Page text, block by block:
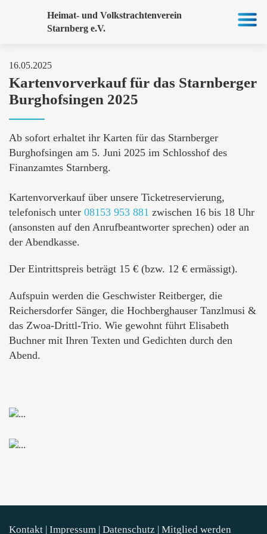
Heimat- und Volkstrachtenverein
Starnberg e.V.
16.05.2025
Kartenvorverkauf für das Starnberger
Burghofsingen 2025
Ab sofort erhaltet ihr Karten für das Starnberger
Burghofsingen am 5. Juni 2025 im Schlosshof des
Finanzamtes Starnberg.
Kartenvorverkauf über unsere Ticketreservierung,
telefonisch unter 08153 953 881 zwischen 16 bis 18 Uhr
(ansonsten auf den Anrufbeantworter sprechen) oder an
der Abendkasse.
Der Eintrittspreis beträgt 15 € (bzw. 12 € ermässigt).
Aufspuin werden die Geschwister Reitberger, die
Reichersdorfer Sänger, die Hochberghauser Tanzlmusi &
das Zwoa-Drittl-Trio. Wie gewohnt führt Elisabeth
Buchner mit Ihren Texten und Gedichten durch den
Abend.
Kontakt | Impressum | Datenschutz | Mitglied werden